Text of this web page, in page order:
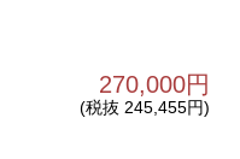
270,000円
(税抜 245,455円)